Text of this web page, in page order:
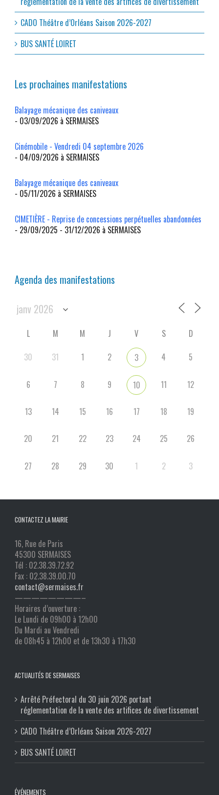
CADO Théâtre d’Orléans Saison 2026-2027
BUS SANTÉ LOIRET
Les prochaines manifestations
Balayage mécanique des caniveaux
- 03/09/2026 à SERMAISES
Cinémobile - Vendredi 04 septembre 2026
- 04/09/2026 à SERMAISES
Balayage mécanique des caniveaux
- 05/11/2026 à SERMAISES
CIMETIÈRE - Reprise de concessions perpétuelles abandonnées
- 29/09/2025 - 31/12/2026 à SERMAISES
Agenda des manifestations
L M M J V S
D
30
31 1 2 3 4 5
6 7 8 9 10 11 12
13 14 15 16 17 18 19
20 21 22 23 24 25 26
27 28 29 30 1 2 3
CONTACTEZ LA MAIRIE
16, Rue de Paris
45300 SERMAISES
Tél : 02.38.39.72.92
Fax : 02.38.39.00.70
contact@sermaises.fr
————————–
Horaires d’ouverture :
Le Lundi de 09h00 à 12h00
Du Mardi au Vendredi
de 08h45 à 12h00 et de 13h30 à 17h30
ACTUALITÉS DE SERMAISES
Arrêté Préfectoral du 30 juin 2026 portant
réglementation de la vente des artifices de divertissement
CADO Théâtre d’Orléans Saison 2026-2027
BUS SANTÉ LOIRET
ÉVÉNEMENTS